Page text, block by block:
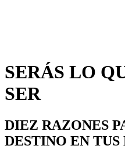
SERÁS LO
SER
DIEZ RAZONES
DESTINO EN TUS